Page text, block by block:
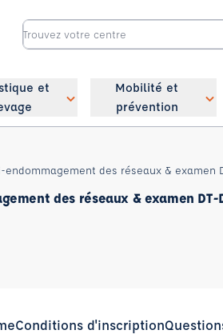
et
Mobilité et
prévention
endommagement des réseaux & examen
des réseaux & examen DT-
Conditions d'inscription